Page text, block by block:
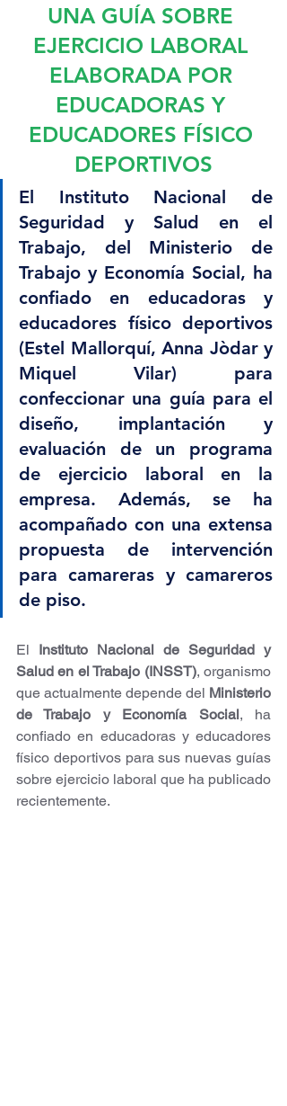
UNA GUÍA SOBRE
EJERCICIO LABORAL
ELABORADA POR
EDUCADORAS Y
EDUCADORES FÍSICO
DEPORTIVOS
El Instituto Nacional de
Seguridad y Salud en el
Trabajo, del Ministerio de
Trabajo y Economía Social, ha
confiado en educadoras y
educadores físico deportivos
(Estel Mallorquí, Anna Jòdar y
Miquel Vilar) para
confeccionar una guía para el
diseño, implantación y
evaluación de un programa
de ejercicio laboral en la
empresa. Además, se ha
acompañado con una extensa
propuesta de intervención
para camareras y camareros
de piso.
El Instituto Nacional de Seguridad y
Salud en el Trabajo (INSST), organismo
que actualmente depende del Ministerio
de Trabajo y Economía Social, ha
confiado en educadoras y educadores
físico deportivos para sus nuevas guías
sobre ejercicio laboral que ha publicado
recientemente.